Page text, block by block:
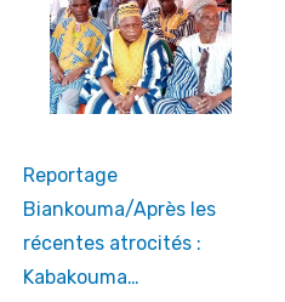
Reportage
Biankouma/Après les
récentes atrocités :
Kabakouma…